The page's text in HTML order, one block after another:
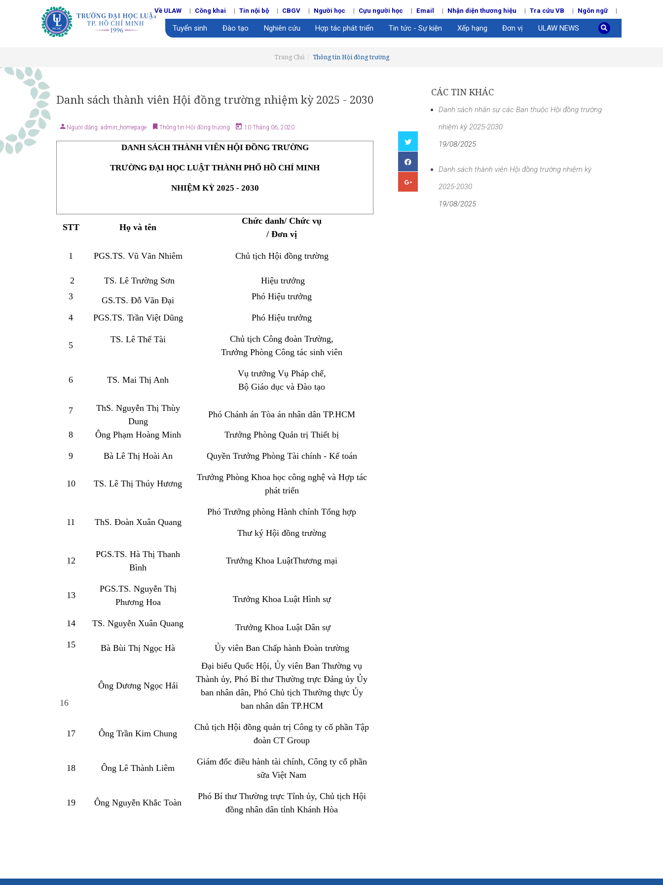
Về ULAW Công khai Tin nội bộ CBGV Người học Cựu người học Email Nhận diện thương hiệu Tra cứu VB Ngôn ngữ
Tuyển sinh Đào tạo Nghiên cứu Hợp tác phát triển Tin tức - Sự kiện Xếp hạng Đơn vị ULAW NEWS
Trang Chủ Thông tin Hội đồng trường
Danh sách thành viên Hội đồng trường nhiệm kỳ 2025 - 2030
Người đăng: admin_homepage Thông tin Hội đồng trường 10 Tháng 06, 2020
DANH SÁCH THÀNH VIÊN HỘI ĐỒNG TRƯỜNG
TRƯỜNG ĐẠI HỌC LUẬT THÀNH PHỐ HỒ CHÍ MINH
NHIỆM KỲ 2025 - 2030
STT Họ và tên
Chức danh/ Chức vụ
/ Đơn vị
1 PGS.TS. Vũ Văn Nhiêm Chủ tịch Hội đồng trường
2 TS. Lê Trường Sơn
Hiệu trưởng
3
GS.TS. Đỗ Văn Đại Phó Hiệu trưởng
4 PGS.TS. Trần Việt Dũng Phó Hiệu trưởng
5
TS. Lê Thế Tài
Chủ tịch Công đoàn Trường,
Trưởng Phòng Công tác sinh viên
6 TS. Mai Thị Anh
Vụ trưởng Vụ Pháp chế,
Bộ Giáo dục và Đào tạo
7
ThS. Nguyễn Thị Thùy
Dung
Phó Chánh án Tòa án nhân dân TP.HCM
8 Ông Phạm Hoàng Minh Trưởng Phòng Quản trị Thiết bị
9 Bà Lê Thị Hoài An Quyền Trưởng Phòng Tài chính - Kế toán
10 TS. Lê Thị Thúy Hương
Trưởng Phòng Khoa học công nghệ và Hợp tác
phát triển
11 ThS. Đoàn Xuân Quang
Phó Trưởng phòng Hành chính Tổng hợp
Thư ký Hội đồng trường
12
PGS.TS. Hà Thị Thanh
Bình
Trưởng Khoa LuậtThương mại
13
PGS.TS. Nguyễn Thị
Phương Hoa
Trưởng Khoa Luật Hình sự
14 TS. Nguyễn Xuân Quang
Trưởng Khoa Luật Dân sự
15
Bà Bùi Thị Ngọc Hà Ủy viên Ban Chấp hành Đoàn trường
16
Ông Dương Ngọc Hải
Đại biểu Quốc Hội, Ủy viên Ban Thường vụ
Thành ủy, Phó Bí thư Thường trực Đảng ủy Ủy
ban nhân dân, Phó Chủ tịch Thường thực Ủy
ban nhân dân TP.HCM
17 Ông Trần Kim Chung
Chủ tịch Hội đồng quản trị Công ty cổ phần Tập
đoàn CT Group
18 Ông Lê Thành Liêm
Giám đốc điều hành tài chính, Công ty cổ phần
sữa Việt Nam
19 Ông Nguyễn Khắc Toàn
Phó Bí thư Thường trực Tỉnh ủy, Chủ tịch Hội
đồng nhân dân tỉnh Khánh Hòa
CÁC TIN KHÁC
Danh sách nhân sự các Ban thuộc Hội đồng trường
nhiệm kỳ 2025-2030
19/08/2025
Danh sách thành viên Hội đồng trường nhiệm kỳ
2025-2030
19/08/2025